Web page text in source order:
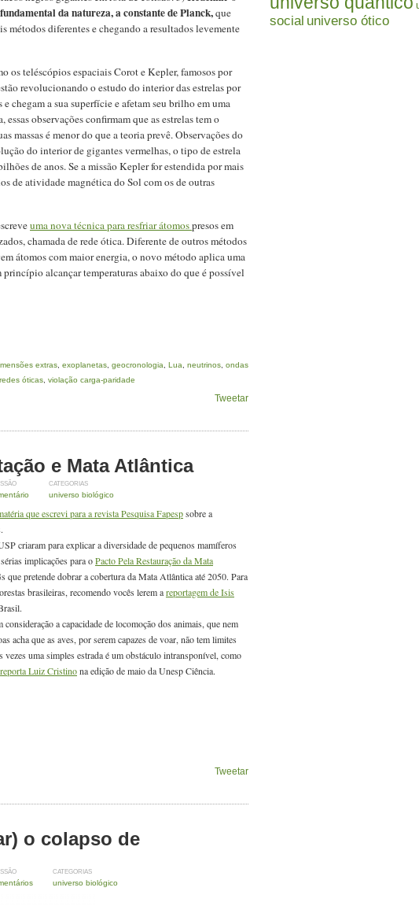
da natureza, a constante de Planck,que
diferentes e chegando a resultados levemente
os teléscópios espaciais Corot e Kepler, famosos por
revolucionando o estudo do interior das estrelas por
chegam a sua superfície e afetam seu brilho em uma
observações confirmam que as estrelas tem o
massas é menor do que a teoria prevê. Observações do
do interior de gigantes vermelhas, o tipo de estrela
de anos. Se a missão Kepler for estendida por mais
de atividade magnética do Sol com os de outras
uma nova técnica para resfriar átomospresos em
chamada de rede ótica. Diferente de outros métodos
átomos com maior energia, o novo método aplica uma
princípio alcançar temperaturas abaixo do que é possível
extras exoplanetas geocronologia Lua neutrinos ondas
redes óticas violação carga-paridade
Tweetar
e Mata Atlântica
CATEGORIAS
universo biológico
que escrevi para a revista Pesquisa Fapespsobre a
criaram para explicar a diversidade de pequenos mamíferos
implicações para oPacto Pela Restauração da Mata
que pretende dobrar a cobertura da Mata Atlântica até 2050. Para
brasileiras, recomendo vocês lerem areportagem de Isis
a capacidade de locomoção dos animais, que nem
acha que as aves, por serem capazes de voar, não tem limites
uma simples estrada é um obstáculo intransponível, como
reporta Luiz Cristinona edição de maio da Unesp Ciência.
Tweetar
o colapso de
CATEGORIAS
universo biológico
social universo ótico